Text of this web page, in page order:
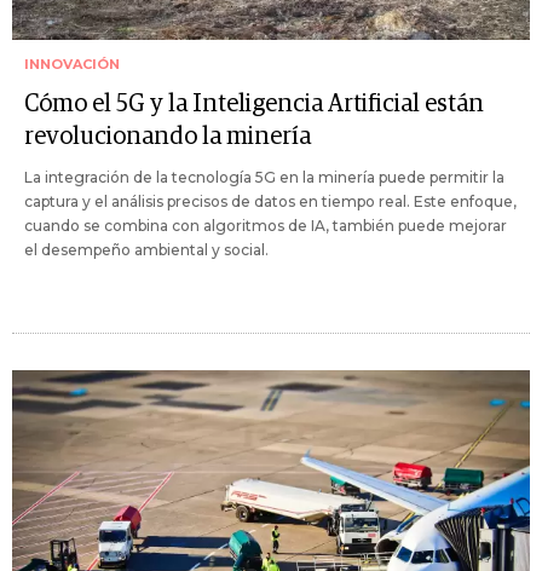
INNOVACIÓN
Cómo el 5G y la Inteligencia Artificial están
revolucionando la minería
La integración de la tecnología 5G en la minería puede permitir la
captura y el análisis precisos de datos en tiempo real. Este enfoque,
cuando se combina con algoritmos de IA, también puede mejorar
el desempeño ambiental y social.